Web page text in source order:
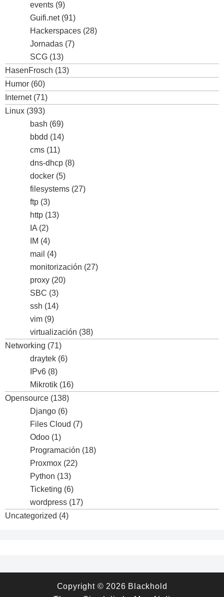
events (9)
Guifi.net(91)
Hackerspaces (28)
Jornadas (7)
SCG (13)
HasenFrosch (13)
Humor (60)
Internet(71)
Linux (393)
bash (69)
bbdd (14)
cms (11)
dns-dhcp (8)
docker (5)
filesystems (27)
ftp (3)
http (13)
IA (2)
IM (4)
mail (4)
monitorización (27)
proxy (20)
SBC (3)
ssh (14)
vim (9)
virtualización (38)
Networking (71)
draytek (6)
IPv6 (8)
Mikrotik (16)
Opensource (138)
Django (6)
Files Cloud (7)
Odoo (1)
Programación (18)
Proxmox (22)
Python (13)
Ticketing (6)
wordpress (17)
Uncategorized (4)
Copyright © 2026 Blackhold